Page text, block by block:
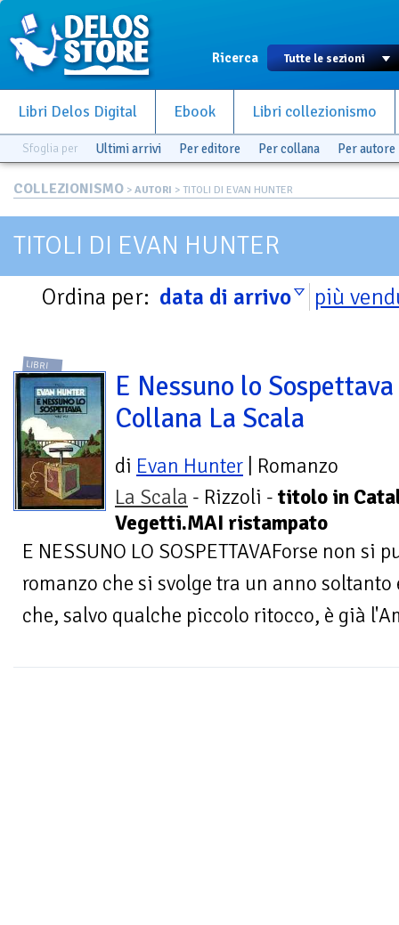
Ricerca
Libri Delos Digital Ebook Libri collezionismo
Sfoglia per Ultimi arrivi Per editore Per collana Per autore
COLLEZIONISMO > AUTORI > TITOLI DI EVAN HUNTER
TITOLI DI EVAN HUNTER
Ordina per: data di arrivo più
LIBRI
E Nessuno lo
Collana La Scala
di Evan Hunter | Romanzo
La Scala - Rizzoli - titolo in
Vegetti.MAI ristampato
E NESSUNO LO SOSPETTAVAForse non
romanzo che si svolge tra un anno
che, salvo qualche piccolo ritocco, è già